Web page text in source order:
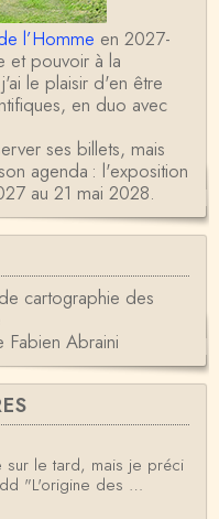
l’Homme en 2027-
et pouvoir à la
le plaisir d'en être
en duo avec
ses billets, mais
agenda : l'exposition
au 21 mai 2028.
cartographie des
Abraini
sur le tard, mais je préci
"L'origine des …